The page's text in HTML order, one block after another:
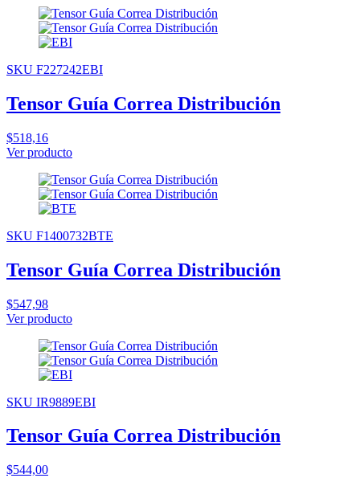
SKU F227242EBI
Tensor Guía Correa Distribución
$518,16
Ver producto
SKU F1400732BTE
Tensor Guía Correa Distribución
$547,98
Ver producto
SKU IR9889EBI
Tensor Guía Correa Distribución
$544,00